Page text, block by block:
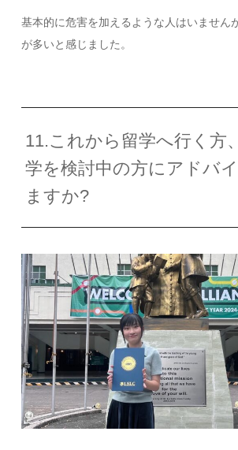
基本的に危害を加えるような人はいません
が多いと感じました。
11.これから留学へ行く方
学を検討中の方にアドバ
ますか?